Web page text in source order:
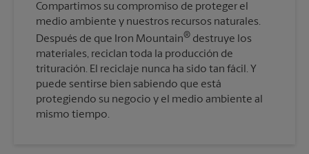
Compartimos su compromiso de proteger el
medio ambiente y nuestros recursos naturales.
Después de que Iron Mountain® destruye los
materiales, reciclan toda la producción de
trituración. El reciclaje nunca ha sido tan fácil. Y
puede sentirse bien sabiendo que está
protegiendo su negocio y el medio ambiente al
mismo tiempo.